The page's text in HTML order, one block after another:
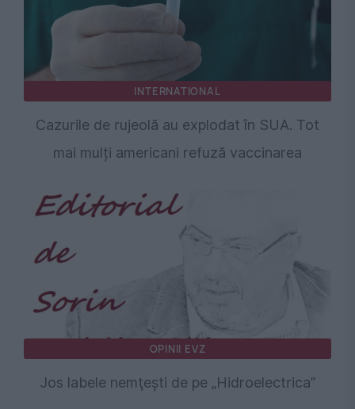
INTERNATIONAL
Cazurile de rujeolă au explodat în SUA. Tot
mai mulți americani refuză vaccinarea
OPINII EVZ
Jos labele nemţeşti de pe „Hidroelectrica”